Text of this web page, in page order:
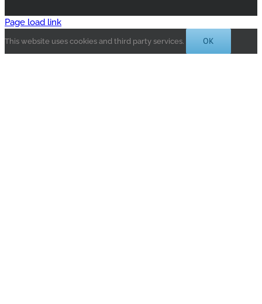
Page load link
This website uses cookies and third party services. OK